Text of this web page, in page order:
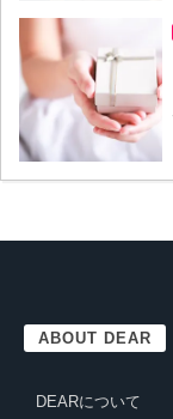
ABOUT DEAR
DEARについて